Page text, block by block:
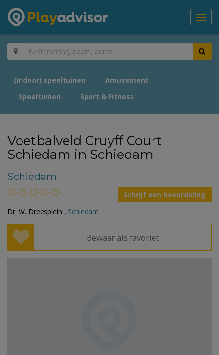
(Indoor) speeltuinen
Amusement
Speeltuinen
Sport & Fitness
Voetbalveld Cruyff Court
Schiedam in Schiedam
Schiedam
Schrijf een beoordeling
Dr. W. Dreesplein , Schiedam
Bewaar als favoriet